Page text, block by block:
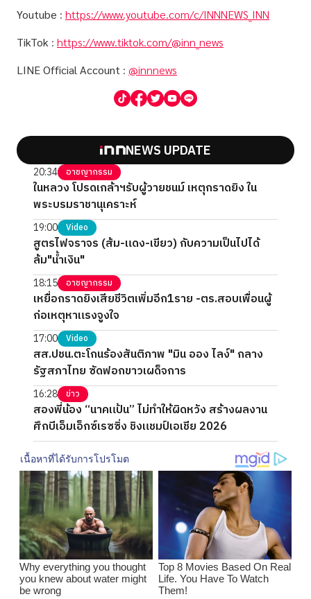
Youtube : https://www.youtube.com/c/INNNEWS_INN
TikTok : https://www.tiktok.com/@inn_news
LINE Official Account : @innnews
NEWS UPDATE
20:34 อาชญากรรม
ในหลวง โปรดเกล้าฯรับผู้วายชนม์ เหตุกราดยิง ใน
พระบรมราชานุเคราะห์
19:00 Video
สูตรไฟจราจร (ส้ม-แดง-เขียว) กับความเป็นไปได้
ล้ม"น้ำเงิน"
18:15 อาชญากรรม
เหยื่อกราดยิงเสียชีวิตเพิ่มอีก1ราย -ตร.สอบเพื่อนผู้
ก่อเหตุหาแรงจูงใจ
17:00 Video
สส.ปชน.ตะโกนร้องสันติภาพ "มิน ออง ไลง์" กลาง
รัฐสภาไทย ซัดฟอกขาวเผด็จการ
16:28 ข่าว
สองพี่น้อง “นาคแป้น” ไม่ทำให้ผิดหวัง สร้างผลงาน
ศึกบีเอ็มเอ็กซ์เรซซิ่ง ชิงแชมป์เอเชีย 2026